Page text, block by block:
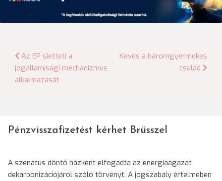
Bejegyzés
navigáció
Az EP sietteti a
jogállamisági mechanizmus
alkalmazását
Kevés a háromgyermekes
család
Pénzvisszafizetést kérhet Brüsszel
A szenátus döntő házként elfogadta az energiaágazat
dekarbonizációjáról szóló törvényt. A jogszabály értelmében